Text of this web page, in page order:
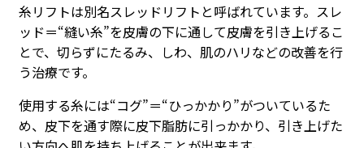
糸リフトは別名スレッドリフトと呼ばれています。スレ
ッド＝“縫い糸”を皮膚の下に通して皮膚を引き上げるこ
とで、切らずにたるみ、しわ、肌のハリなどの改善を行
う治療です。
使用する糸には“コグ”＝“ひっかかり”がついているた
め、皮下を通す際に皮下脂肪に引っかかり、引き上げた